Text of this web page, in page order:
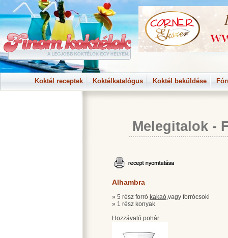
Koktél receptek Koktélkatalógus Koktél beküldése
Melegitalok -
Alhambra
» 5 rész forró kakaó,vagy forrócsoki
» 1 rész konyak
Hozzávaló pohár: